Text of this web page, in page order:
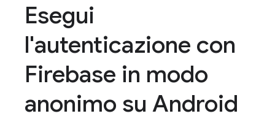
Esegui
l'autenticazione con
Firebase in modo
anonimo su Android